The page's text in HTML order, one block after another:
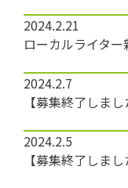
2024.2.21
2024.2.7
2024.2.5